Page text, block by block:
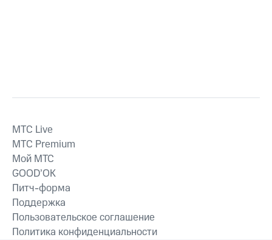
MTС Live
MTС Premium
Мой МТС
GOOD’OK
Питч-форма
Поддержка
Пользовательское соглашение
Политика конфиденциальности